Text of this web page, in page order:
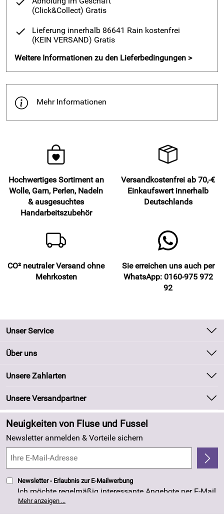
(Click&Collect) Gratis
Lieferung innerhalb 86641 Rain kostenfrei
(KEIN VERSAND) Gratis
Weitere Informationen zu den Lieferbedingungen >
Mehr Informationen
Hochwertiges Sortiment an
Wolle, Garn, Perlen, Nadeln
& ausgesuchtes
Handarbeitszubehör
Versandkostenfrei ab 70,-€
Einkaufswert innerhalb
Deutschlands
CO² neutraler Versand ohne
Mehrkosten
Sie erreichen uns auch per
WhatsApp: 0160-975 972
92
Unser Service
Kontakt
Kundeninformationen
Newsletter
Zahlung und Versand
Kundenlogin
Über uns
Unsere Bestseller
Neu
Angebote
Made in Germany
4,8/5
Unsere Zahlarten
Unsere Versandpartner
Neuigkeiten von Fluse und Fussel
Newsletter anmelden & Vorteile sichern
Newsletter - Erlaubnis zur E-Mailwerbung
Ich möchte regelmäßig interessante Angebote per E-Mail
erhalten. Meine E-Mail-Adresse wird nicht an andere
Unternehmen weitergegeben. Die Einwilligung zur
Nutzung meiner E-Mail- Adresse für Werbezwecke kann
Mehr anzeigen ...